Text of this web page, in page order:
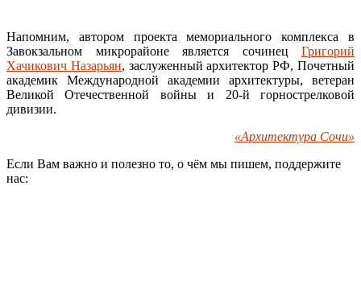
Напомним, автором проекта мемориального комплекса в
Завокзальном микрорайоне является сочинец Григорий
Хачикович Назарьян, заслуженный архитектор РФ, Почетный
академик Международной академии архитектуры, ветеран
Великой Отечественной войны и 20-й горнострелковой
дивизии.
«Архитектура Сочи»
Если Вам важно и полезно то, о чём мы пишем, поддержите
нас: